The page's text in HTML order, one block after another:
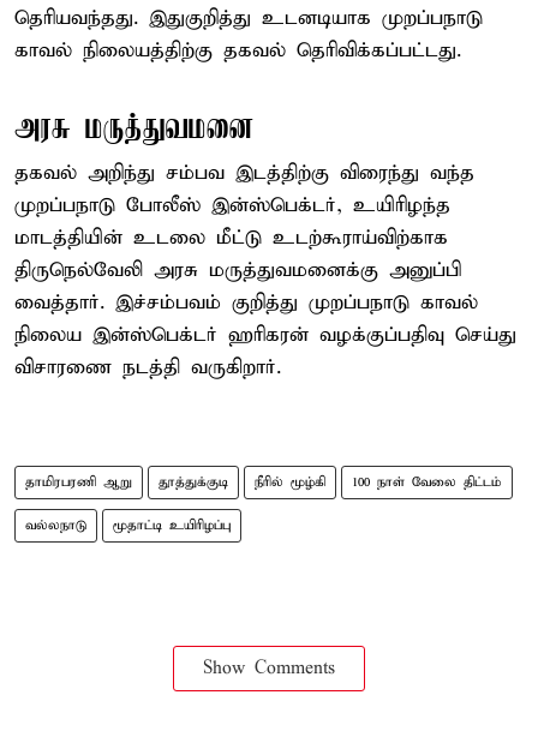
தெரியவந்தது. இதுகுறித்து உடனடியாக முறப்பநாடு
காவல் நிலையத்திற்கு தகவல் தெரிவிக்கப்பட்டது.
அரசு மருத்துவமனை
தகவல் அறிந்து சம்பவ இடத்திற்கு விரைந்து வந்த
முறப்பநாடு போலீஸ் இன்ஸ்பெக்டர், உயிரிழந்த
மாடத்தியின் உடலை மீட்டு உடற்கூராய்விற்காக
திருநெல்வேலி அரசு மருத்துவமனைக்கு அனுப்பி
வைத்தார். இச்சம்பவம் குறித்து முறப்பநாடு காவல்
நிலைய இன்ஸ்பெக்டர் ஹரிகரன் வழக்குப்பதிவு செய்து
விசாரணை நடத்தி வருகிறார்.
தாமிரபரணி ஆறு தூத்துக்குடி நீரில் மூழ்கி 100 நாள் வேலை திட்டம்
வல்லநாடு மூதாட்டி உயிரிழப்பு
Show Comments